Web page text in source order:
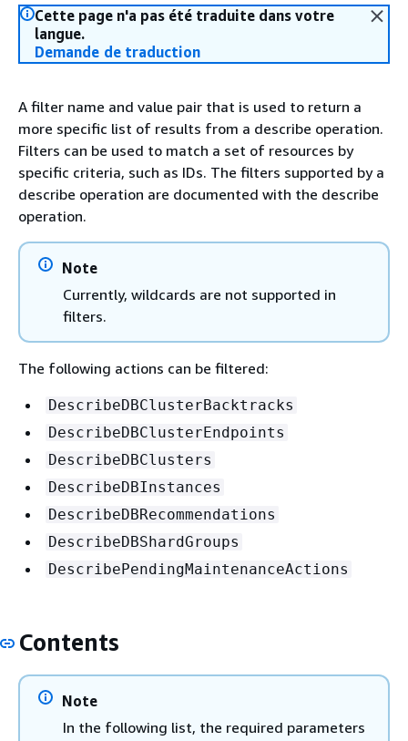
Cette page n'a pas été traduite dans votre
langue.
Demande de traduction
A filter name and value pair that is used to return a
more specific list of results from a describe operation.
Filters can be used to match a set of resources by
specific criteria, such as IDs. The filters supported by a
describe operation are documented with the describe
operation.
Note
Currently, wildcards are not supported in
filters.
The following actions can be filtered:
DescribeDBClusterBacktracks
DescribeDBClusterEndpoints
DescribeDBClusters
DescribeDBInstances
DescribeDBRecommendations
DescribeDBShardGroups
DescribePendingMaintenanceActions
Contents
Note
In the following list, the required parameters